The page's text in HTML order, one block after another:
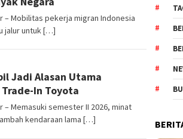
– Mobilitas pekerja migran Indonesia
jalur untuk […]
Jadi Alasan Utama
In Toyota
– Memasuki semester II 2026, minat
kendaraan lama […]